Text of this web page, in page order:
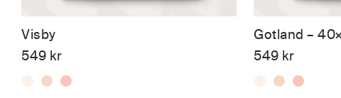
Visby
549 kr
Gotland –
549 kr